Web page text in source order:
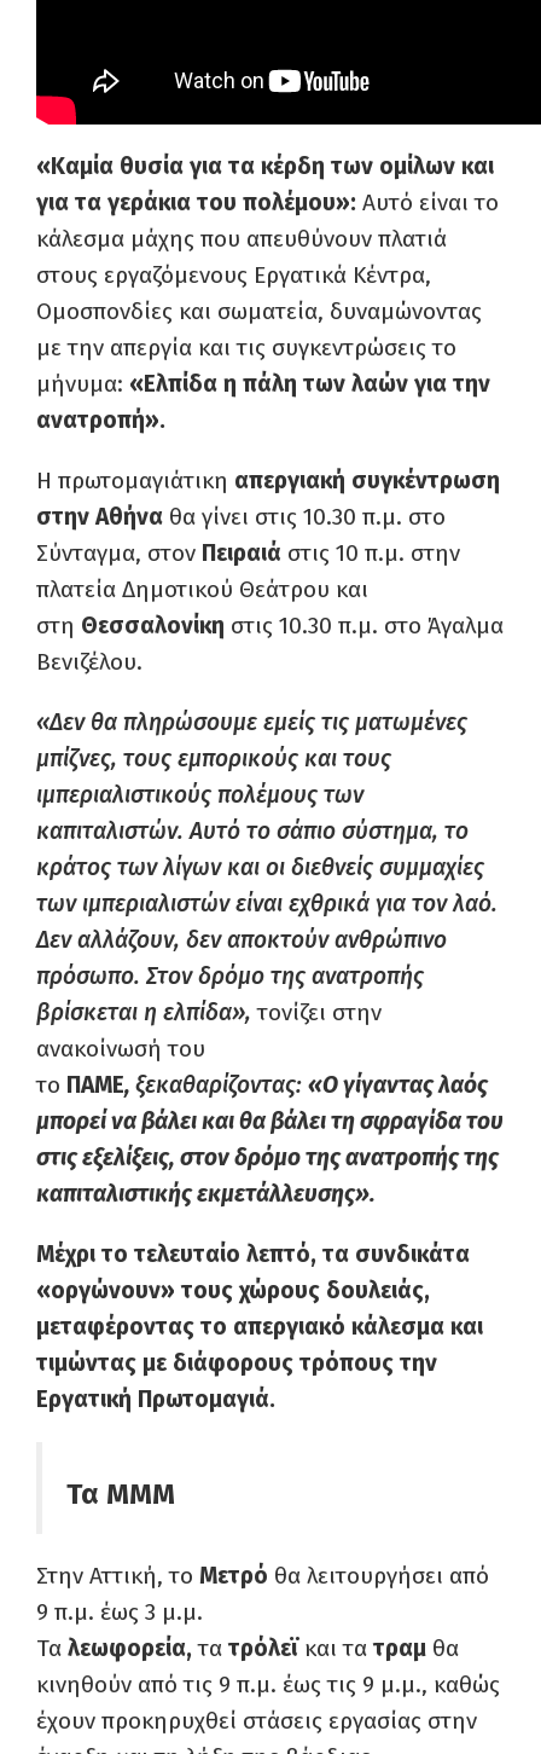
«Καμία θυσία για τα κέρδη των ομίλων και
για τα γεράκια του πολέμου»: Αυτό είναι το
κάλεσμα μάχης που απευθύνουν πλατιά
στους εργαζόμενους Εργατικά Κέντρα,
Ομοσπονδίες και σωματεία, δυναμώνοντας
με την απεργία και τις συγκεντρώσεις το
μήνυμα: «Ελπίδα η πάλη των λαών για την
ανατροπή».
Η πρωτομαγιάτικη απεργιακή συγκέντρωση
στην Αθήνα θα γίνει στις 10.30 π.μ. στο
Σύνταγμα, στον Πειραιά στις 10 π.μ. στην
πλατεία Δημοτικού Θεάτρου και
στη Θεσσαλονίκη στις 10.30 π.μ. στο Άγαλμα
Βενιζέλου.
«Δεν θα πληρώσουμε εμείς τις ματωμένες
μπίζνες, τους εμπορικούς και τους
ιμπεριαλιστικούς πολέμους των
καπιταλιστών. Αυτό το σάπιο σύστημα, το
κράτος των λίγων και οι διεθνείς συμμαχίες
των ιμπεριαλιστών είναι εχθρικά για τον λαό.
Δεν αλλάζουν, δεν αποκτούν ανθρώπινο
πρόσωπο. Στον δρόμο της ανατροπής
βρίσκεται η ελπίδα», τονίζει στην
ανακοίνωσή του
το ΠΑΜΕ, ξεκαθαρίζοντας: «Ο γίγαντας λαός
μπορεί να βάλει και θα βάλει τη σφραγίδα του
στις εξελίξεις, στον δρόμο της ανατροπής της
καπιταλιστικής εκμετάλλευσης».
Μέχρι το τελευταίο λεπτό, τα συνδικάτα
«οργώνουν» τους χώρους δουλειάς,
μεταφέροντας το απεργιακό κάλεσμα και
τιμώντας με διάφορους τρόπους την
Εργατική Πρωτομαγιά.
Τα ΜΜΜ
Στην Αττική, το Μετρό θα λειτουργήσει από
9 π.μ. έως 3 μ.μ.
Τα λεωφορεία, τατρόλεϊκαι τατραμ θα
κινηθούν από τις 9 π.μ. έως τις 9 μ.μ., καθώς
έχουν προκηρυχθεί στάσεις εργασίας στην